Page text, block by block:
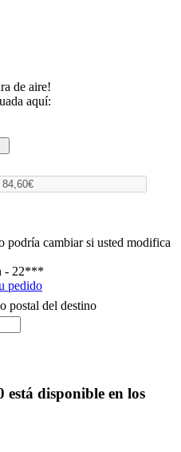
de aire!
aquí:
podría cambiar si usted modifica
- 22***
pedido
postal del destino
está disponible en los